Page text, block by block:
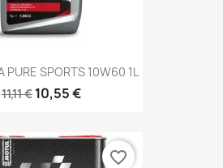
PURE SPORTS 10W60 1L
11,11 € 10,55 €
favorite_border